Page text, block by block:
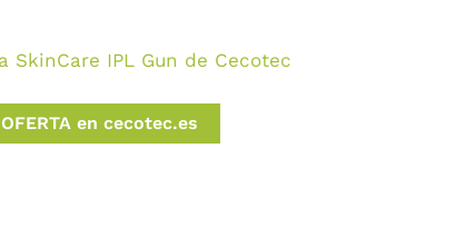
SkinCare IPL Gun de Cecotec
en cecotec.es